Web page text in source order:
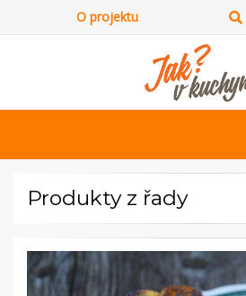
O projektu
Produkty z řady